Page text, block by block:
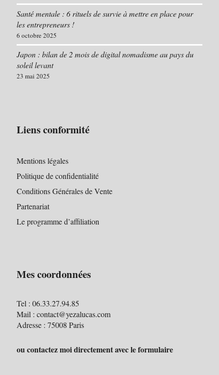
Santé mentale : 6 rituels de survie à mettre en place pour
les entrepreneurs !
6 octobre 2025
Japon : bilan de 2 mois de digital nomadisme au pays du
soleil levant
23 mai 2025
Liens conformité
Mentions légales
Politique de confidentialité
Conditions Générales de Vente
Partenariat
Le programme d’affiliation
Mes coordonnées
Tel : 06.33.27.94.85
Mail : contact@yezalucas.com
Adresse : 75008 Paris
ou contactez moi directement avec le formulaire